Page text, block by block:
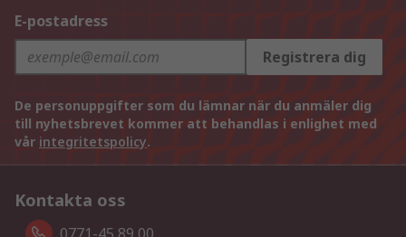
E-postadress
Registrera dig
De personuppgifter som du lämnar när du anmäler dig
till nyhetsbrevet kommer att behandlas i enlighet med
vår integritetspolicy.
Kontakta oss